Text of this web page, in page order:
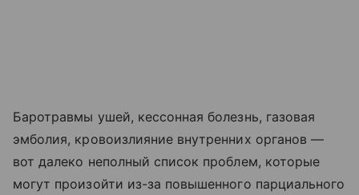
Баротравмы ушей, кессонная болезнь, газовая
эмболия, кровоизлияние внутренних органов —
вот далеко неполный список проблем, которые
могут произойти из-за повышенного парциального